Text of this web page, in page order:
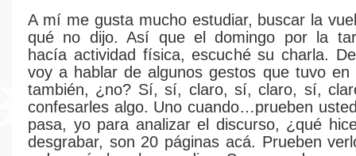
A mí me gusta mucho estudiar, buscar la
qué no dijo. Así que el domingo por la
hacía actividad física, escuché su charla.
voy a hablar de algunos gestos que tuvo en
también, ¿no? Sí, sí, claro, sí, claro, sí,
confesarles algo. Uno cuando…prueben
pasa, yo para analizar el discurso, ¿qué
desgrabar, son 20 páginas acá. Prueben